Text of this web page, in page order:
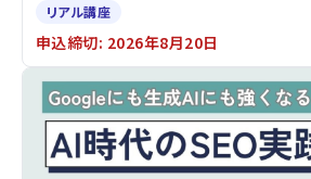
リアル講座
申込締切: 2026年8月20日